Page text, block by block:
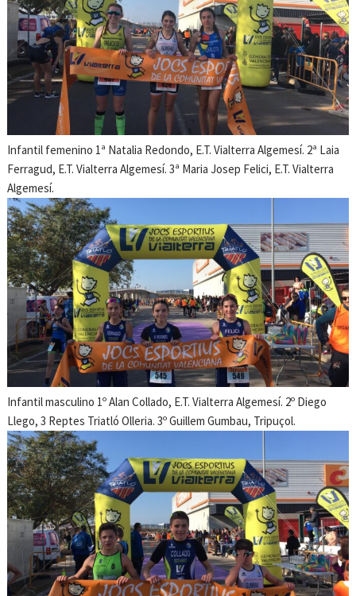
Infantil femenino 1ª Natalia Redondo, E.T. Vialterra Algemesí. 2ª Laia
Ferragud, E.T. Vialterra Algemesí. 3ª Maria Josep Felici, E.T. Vialterra
Algemesí.
Infantil masculino 1º Alan Collado, E.T. Vialterra Algemesí. 2º Diego
Llego, 3 Reptes Triatló Olleria. 3º Guillem Gumbau, Tripuçol.